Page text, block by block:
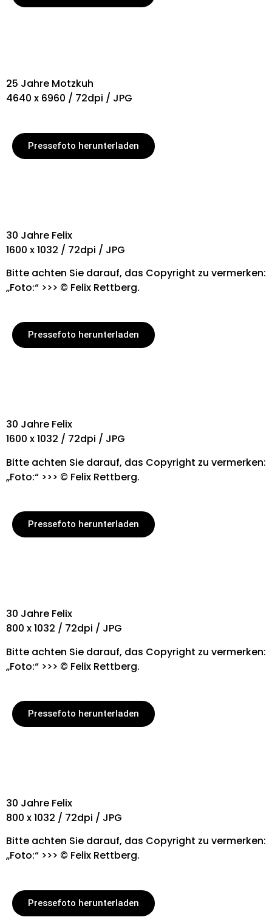
25 Jahre Motzkuh
4640 x 6960 / 72dpi / JPG
Pressefoto herunterladen
30 Jahre Felix
1600 x 1032 / 72dpi / JPG
Bitte achten Sie darauf, das Copyright zu vermerken:
„Foto:“ >>> © Felix Rettberg.
Pressefoto herunterladen
30 Jahre Felix
1600 x 1032 / 72dpi / JPG
Bitte achten Sie darauf, das Copyright zu vermerken:
„Foto:“ >>> © Felix Rettberg.
Pressefoto herunterladen
30 Jahre Felix
800 x 1032 / 72dpi / JPG
Bitte achten Sie darauf, das Copyright zu vermerken:
„Foto:“ >>> © Felix Rettberg.
Pressefoto herunterladen
30 Jahre Felix
800 x 1032 / 72dpi / JPG
Bitte achten Sie darauf, das Copyright zu vermerken:
„Foto:“ >>> © Felix Rettberg.
Pressefoto herunterladen